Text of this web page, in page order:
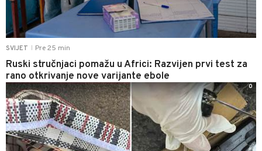
SVIJET Pre 25 min
Ruski stručnjaci pomažu u Africi: Razvijen prvi test za
rano otkrivanje nove varijante ebole
0